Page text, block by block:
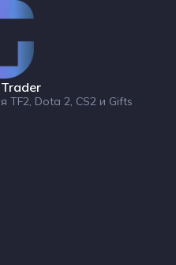
Dota 2, CS2 и Gifts